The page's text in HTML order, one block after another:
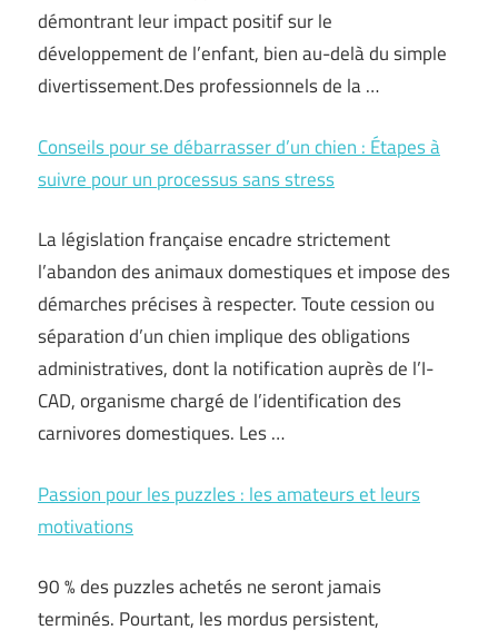
démontrant leur impact positif sur le
développement de l’enfant, bien au-delà du simple
divertissement.Des professionnels de la …
Conseils pour se débarrasser d’un chien : Étapes à
suivre pour un processus sans stress
La législation française encadre strictement
l’abandon des animaux domestiques et impose des
démarches précises à respecter. Toute cession ou
séparation d’un chien implique des obligations
administratives, dont la notification auprès de l’I-
CAD, organisme chargé de l’identification des
carnivores domestiques. Les …
Passion pour les puzzles : les amateurs et leurs
motivations
90 % des puzzles achetés ne seront jamais
terminés. Pourtant, les mordus persistent,